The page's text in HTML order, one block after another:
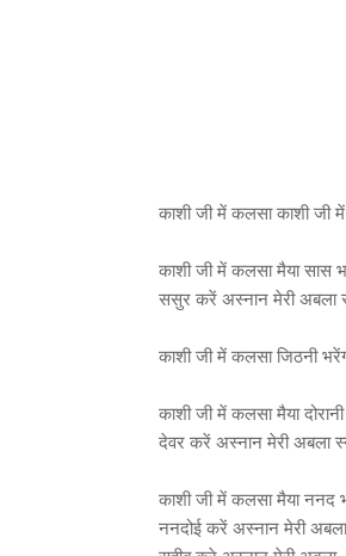
काशी जी में कलसा काशी जी
काशी जी में कलसा मैया सास
ससुर करें अस्नान मेरी अबला
काशी जी में कलसा जिठनी
काशी जी में कलसा मैया
देवर करें अस्नान मेरी अबला
काशी जी में कलसा मैया ननद
ननदोई करें अस्नान मेरी